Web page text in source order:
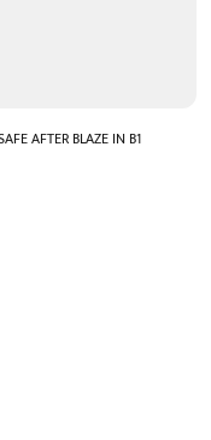
AFTER BLAZE IN B1